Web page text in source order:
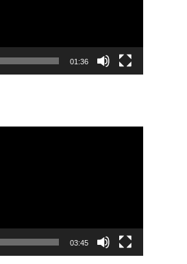
01:36
03:45